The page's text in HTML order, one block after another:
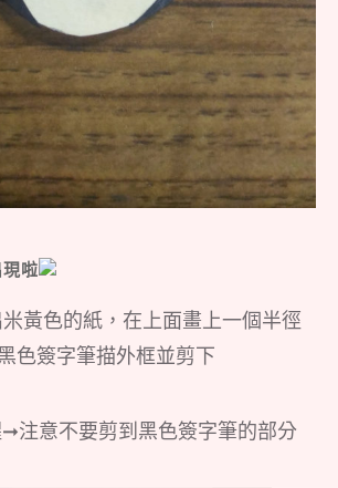
啦
黃色的紙，在上面畫上一個半徑
色簽字筆描外框並剪下
注意不要剪到黑色簽字筆的部分